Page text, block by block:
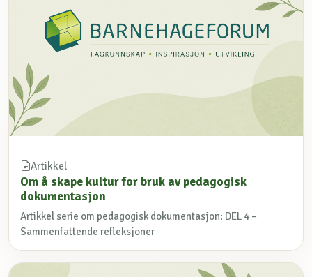
Artikkel
Om å skape kultur for bruk av pedagogisk
dokumentasjon
Artikkel serie om pedagogisk dokumentasjon: DEL 4 –
Sammenfattende refleksjoner